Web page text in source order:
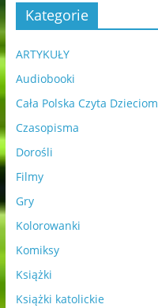
Kategorie
ARTYKUŁY
Audiobooki
Cała Polska Czyta Dzieciom
Czasopisma
Dorośli
Filmy
Gry
Kolorowanki
Komiksy
Książki
Książki katolickie